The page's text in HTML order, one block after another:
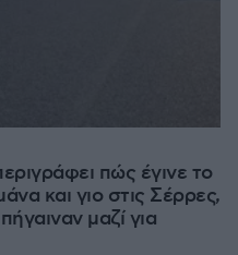
πώς έγινε το
και γιο στις Σέρρες,
μαζί για